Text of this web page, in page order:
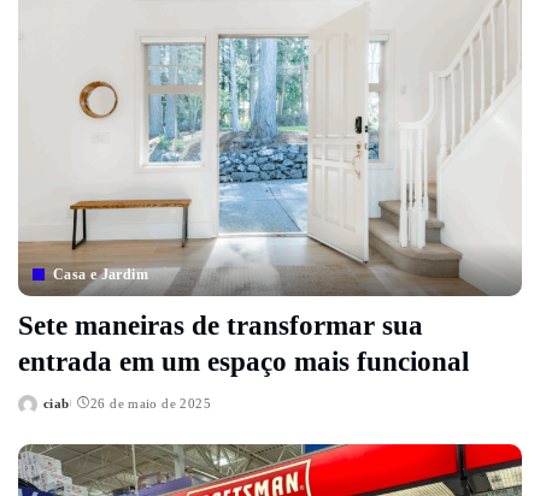
Casa e Jardim
Sete maneiras de transformar sua
entrada em um espaço mais funcional
Posted
ciab 26 de maio de 2025